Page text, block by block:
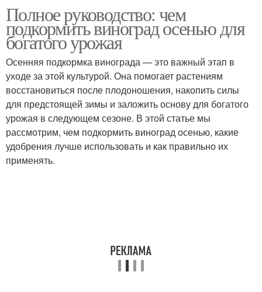
Полное руководство: чем
подкормить виноград осенью для
богатого урожая
Осенняя подкормка винограда — это важный этап в
уходе за этой культурой. Она помогает растениям
восстановиться после плодоношения, накопить силы
для предстоящей зимы и заложить основу для богатого
урожая в следующем сезоне. В этой статье мы
рассмотрим, чем подкормить виноград осенью, какие
удобрения лучше использовать и как правильно их
применять.